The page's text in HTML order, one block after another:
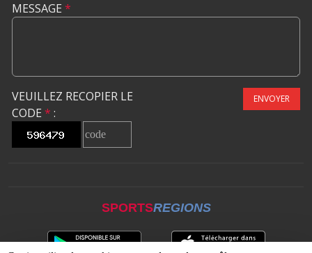
MESSAGE *
VEUILLEZ RECOPIER LE
CODE * :
ENVOYER
SPORTSREGIONS